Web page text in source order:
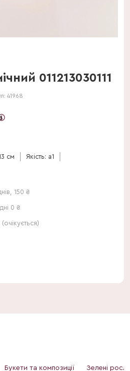
011213030111
41968
см Якість: a1
150 ₴
0 ₴
Букети та композиції Зелені